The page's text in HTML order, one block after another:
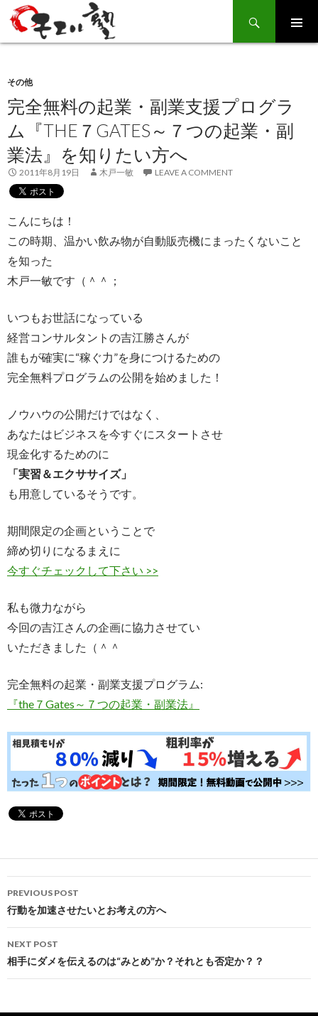
Search
SKIP
TO
その他
完全無料の起業・副業支援プログラ
ム『THE７GATES～７つの起業・副
業法』を知りたい方へ
2011年8月19日 木戸一敏 LEAVE A COMMENT
こんにちは！
この時期、温かい飲み物が自動販売機にまったくないこと
を知った
木戸一敏です（＾＾；
いつもお世話になっている
経営コンサルタントの吉江勝さんが
誰もが確実に“稼ぐ力”を身につけるための
完全無料プログラムの公開を始めました！
ノウハウの公開だけではなく、
あなたはビジネスを今すぐにスタートさせ
現金化するためのに
「実習＆エクササイズ」
も用意しているそうです。
期間限定の企画ということで
締め切りになるまえに
今すぐチェックして下さい >>
私も微力ながら
今回の吉江さんの企画に協力させてい
いただきました（＾＾
完全無料の起業・副業支援プログラム:
『the７Gates～７つの起業・副業法』
Post
navigation
PREVIOUS POST
行動を加速させたいとお考えの方へ
NEXT POST
相手にダメを伝えるのは“みとめ”か？それとも否定か？？